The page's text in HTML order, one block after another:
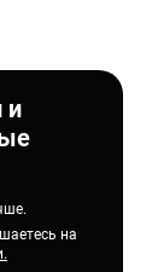
и
на